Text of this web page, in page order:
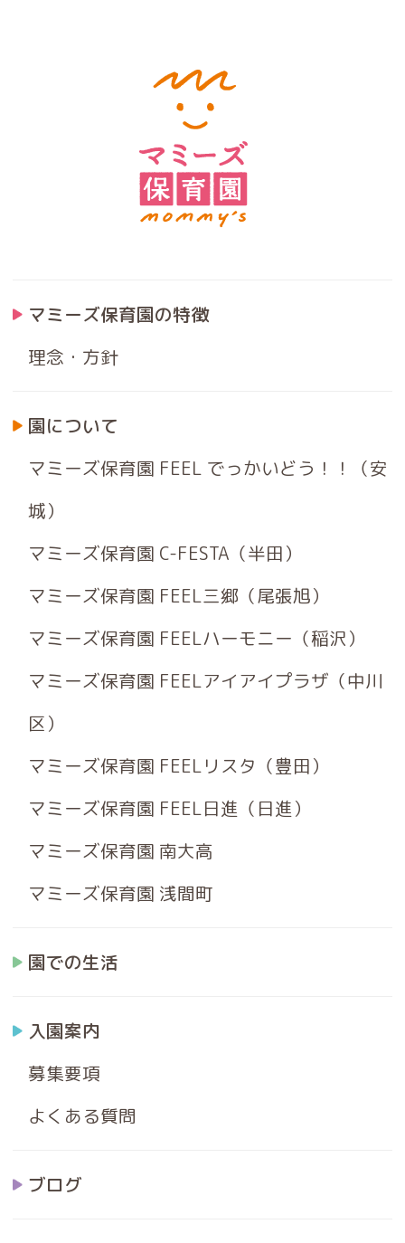
マミーズ保育園の特徴
理念・方針
園について
マミーズ保育園 FEEL でっかいどう！！（安
城）
マミーズ保育園 C-FESTA（半田）
マミーズ保育園 FEEL三郷（尾張旭）
マミーズ保育園 FEELハーモニー（稲沢）
マミーズ保育園 FEELアイアイプラザ（中川
区）
マミーズ保育園 FEELリスタ（豊田）
マミーズ保育園 FEEL日進（日進）
マミーズ保育園 南大高
マミーズ保育園 浅間町
園での生活
入園案内
募集要項
よくある質問
ブログ